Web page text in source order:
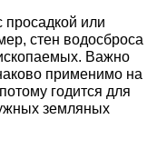
просадкой или
стен водосброса
Важно
применимо на
годится для
земляных